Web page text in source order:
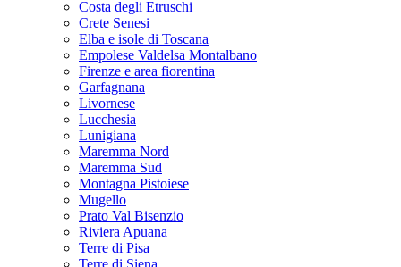
Costa degli Etruschi
Crete Senesi
Elba e isole di Toscana
Empolese Valdelsa Montalbano
Firenze e area fiorentina
Garfagnana
Livornese
Lucchesia
Lunigiana
Maremma Nord
Maremma Sud
Montagna Pistoiese
Mugello
Prato Val Bisenzio
Riviera Apuana
Terre di Pisa